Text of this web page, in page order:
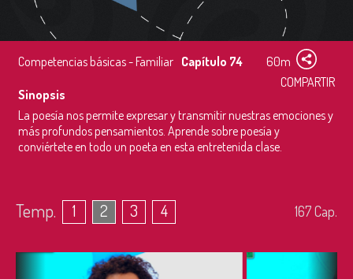
Competencias básicas - Familiar Capítulo 74
60m
COMPARTIR
Sinopsis
La poesía nos permite expresar y transmitir nuestras emociones y
más profundos pensamientos. Aprende sobre poesía y
conviértete en todo un poeta en esta entretenida clase.
Temp. 1 2 3 4 167Cap.